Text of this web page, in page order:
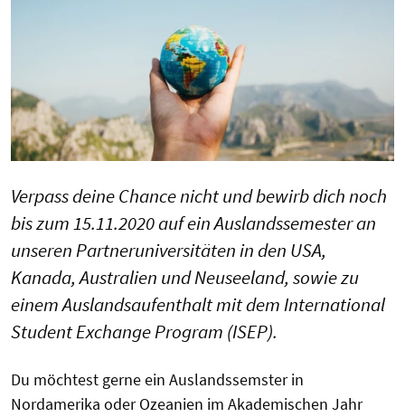
Verpass deine Chance nicht und bewirb dich noch
bis zum 15.11.2020 auf ein Auslandssemester an
unseren Partneruniversitäten in den USA,
Kanada, Australien und Neuseeland, sowie zu
einem Auslandsaufenthalt mit dem International
Student Exchange Program (ISEP).
Du möchtest gerne ein Auslandssemster in
Nordamerika oder Ozeanien im Akademischen Jahr